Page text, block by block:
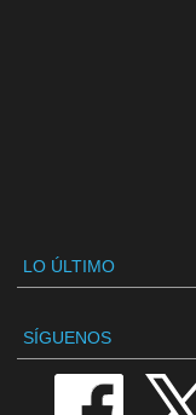
LO ÚLTIMO
SÍGUENOS